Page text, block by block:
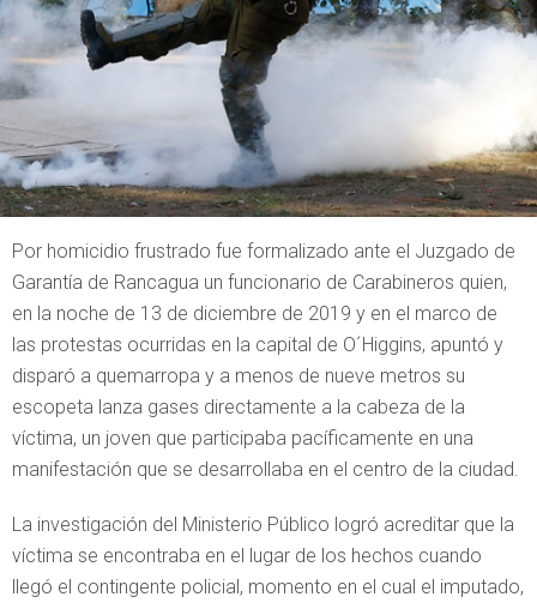
Por homicidio frustrado fue formalizado ante el Juzgado de
Garantía de Rancagua un funcionario de Carabineros quien,
en la noche de 13 de diciembre de 2019 y en el marco de
las protestas ocurridas en la capital de O´Higgins, apuntó y
disparó a quemarropa y a menos de nueve metros su
escopeta lanza gases directamente a la cabeza de la
víctima, un joven que participaba pacíficamente en una
manifestación que se desarrollaba en el centro de la ciudad.
La investigación del Ministerio Público logró acreditar que la
víctima se encontraba en el lugar de los hechos cuando
llegó el contingente policial, momento en el cual el imputado,